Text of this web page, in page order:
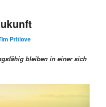
Pritlove
bleiben in einer sich